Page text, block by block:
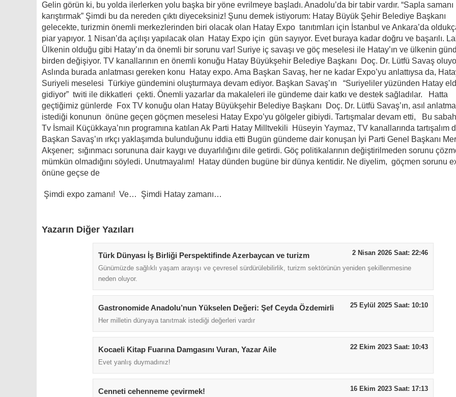
Gelin görün ki, bu yolda ilerlerken yolu başka bir yöne evrilmeye başladı. Anadolu’da bir tabir vardır. “Sapla samanı
karıştırmak” Şimdi bu da nereden çıktı diyeceksiniz! Şunu demek istiyorum: Hatay Büyük Şehir Belediye Başkanı
gelecekte, turizmin önemli merkezlerinden biri olacak olan Hatay Expo tanıtımları için İstanbul ve Ankara’da
piar yapıyor. 1 Nisan’da açılışı yapılacak olan Hatay Expo için gün sayıyor. Evet buraya kadar doğru ve başarılı.
Ülkenin olduğu gibi Hatay’ın da önemli bir sorunu var! Suriye iç savaşı ve göç meselesi ile Hatay’ın ve ülkenin
birden değişiyor. TV kanallarının en önemli konuğu Hatay Büyükşehir Belediye Başkanı Doç. Dr. Lütfü Savaş
Aslında burada anlatması gereken konu Hatay expo. Ama Başkan Savaş, her ne kadar Expo’yu anlattıysa da,
Suriyeli meselesi Türkiye gündemini oluşturmaya devam ediyor. Başkan Savaş’ın “Suriyeliler yüzünden Hatay
gidiyor” twiti ile dikkatleri çekti. Önemli yazarlar da makaleleri ile gündeme dair katkı ve destek sağladılar. Hatta
geçtiğimiz günlerde Fox TV konuğu olan Hatay Büyükşehir Belediye Başkanı Doç. Dr. Lütfü Savaş’ın, asıl
istediği konunun önüne geçen göçmen meselesi Hatay Expo’yu gölgeler gibiydi. Tartışmalar devam etti, Bu
Tv İsmail Küçükkaya’nın programına katılan Ak Parti Hatay Milltvekili Hüseyin Yaymaz, TV kanallarında tartışalım
Başkan Savaş’ın ırkçı yaklaşımda bulunduğunu iddia etti Bugün gündeme dair konuşan İyi Parti Genel Başkanı
Akşener; sığınmacı sorununa dair kaygı ve duyarlılığını dile getirdi. Göç politikalarının değiştirilmeden sorunu
mümkün olmadığını söyledi. Unutmayalım! Hatay dünden bugüne bir dünya kentidir. Ne diyelim, göçmen sorunu
önüne geçse de
Şimdi expo zamanı! Ve… Şimdi Hatay zamanı…
Yazarın Diğer Yazıları
Türk Dünyası İş Birliği Perspektifinde Azerbaycan ve turizm
2 Nisan 2026 Saat: 22:46
Günümüzde sağlıklı yaşam arayışı ve çevresel sürdürülebilirlik, turizm sektörünün yeniden şekillenmesine
neden oluyor.
Gastronomide Anadolu’nun Yükselen Değeri: Şef Ceyda Özdemirli
25 Eylül 2025 Saat: 10:10
Her milletin dünyaya tanıtmak istediği değerleri vardır
Kocaeli Kitap Fuarına Damgasını Vuran, Yazar Aile
22 Ekim 2023 Saat: 10:43
Evet yanlış duymadınız!
Cenneti cehenneme çevirmek!
16 Ekim 2023 Saat: 17:13